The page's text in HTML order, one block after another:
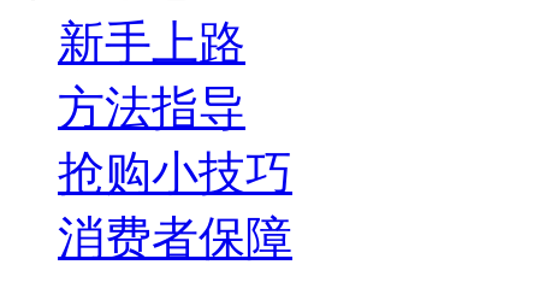
新手上路
方法指导
抢购小技巧
消费者保障